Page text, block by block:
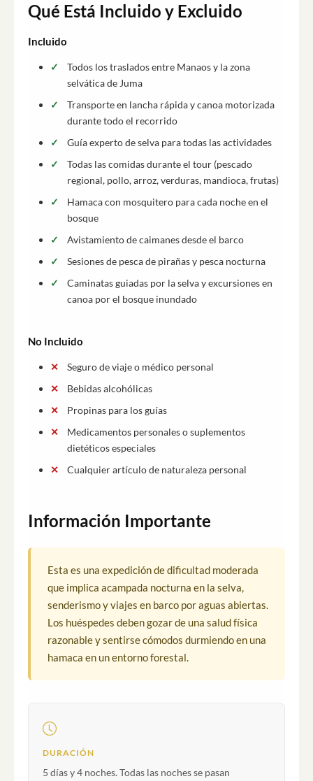
Qué Está Incluido y Excluido
Incluido
Todos los traslados entre Manaos y la zona
selvática de Juma
Transporte en lancha rápida y canoa motorizada
durante todo el recorrido
Guía experto de selva para todas las actividades
Todas las comidas durante el tour (pescado
regional, pollo, arroz, verduras, mandioca, frutas)
Hamaca con mosquitero para cada noche en el
bosque
Avistamiento de caimanes desde el barco
Sesiones de pesca de pirañas y pesca nocturna
Caminatas guiadas por la selva y excursiones en
canoa por el bosque inundado
No Incluido
Seguro de viaje o médico personal
Bebidas alcohólicas
Propinas para los guías
Medicamentos personales o suplementos
dietéticos especiales
Cualquier artículo de naturaleza personal
Información Importante
Esta es una expedición de dificultad moderada
que implica acampada nocturna en la selva,
senderismo y viajes en barco por aguas abiertas.
Los huéspedes deben gozar de una salud física
razonable y sentirse cómodos durmiendo en una
hamaca en un entorno forestal.
DURACIÓN
5 días y 4 noches. Todas las noches se pasan